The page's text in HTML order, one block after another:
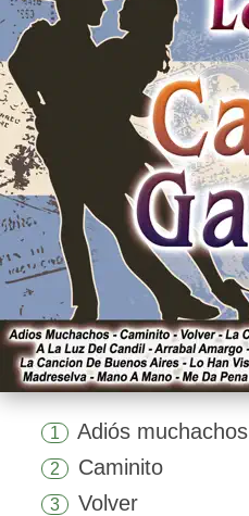
1 Adiós muchachos
2 Caminito
3 Volver